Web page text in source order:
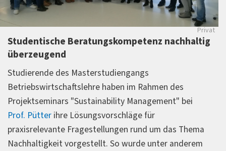
Privat
Studentische Beratungskompetenz nachhaltig
überzeugend
Studierende des Masterstudiengangs
Betriebswirtschaftslehre haben im Rahmen des
Projektseminars "Sustainability Management" bei
Prof. Pütter ihre Lösungsvorschläge für
praxisrelevante Fragestellungen rund um das Thema
Nachhaltigkeit vorgestellt. So wurde unter anderem